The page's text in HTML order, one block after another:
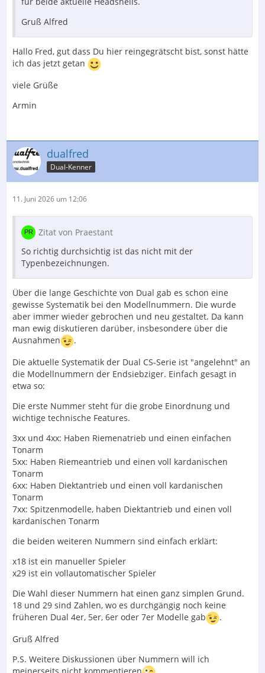
Gruß Alfred
Hallo Fred, gut dass Du hier reingegrätscht bist, sonst hätte
ich das jetzt getan
viele Grüße
Armin
dualfred
Dual-Kenner
11. Juni 2026 um 12:06
Zitat von Praestant
So richtig durchsichtig ist das nicht mit der
Typenbezeichnungen.
Über die lange Geschichte von Dual gab es schon eine
gewisse Systematik bei den Modellnummern. Die wurde
aber immer wieder gebrochen und neu gestaltet. Da kann
man ewig diskutieren darüber, insbesondere über die
Ausnahmen
.
Die aktuelle Systematik der Dual CS-Serie ist "angelehnt" an
die Modellnummern der Endsiebziger. Einfach gesagt in
etwa so:
Die erste Nummer steht für die grobe Einordnung und
wichtige technische Features.
3xx und 4xx: Haben Riemenatrieb und einen einfachen
Tonarm
5xx: Haben Riemeantrieb und einen voll kardanischen
Tonarm
6xx: Haben Diektantrieb und einen voll kardanischen
Tonarm
7xx: Spitzenmodelle, haben Diektantrieb und einen voll
kardanischen Tonarm
die beiden weiteren Nummern sind einfach erklärt:
x18 ist ein manueller Spieler
x29 ist ein vollautomatischer Spieler
Die Wahl dieser Nummern hat einen ganz simplen Grund.
18 und 29 sind Zahlen, wo es durchgängig noch keine
früheren Dual 4er, 5er, 6er oder 7er Modelle gab
.
Gruß Alfred
P.S. Weitere Diskussionen über Nummern will ich